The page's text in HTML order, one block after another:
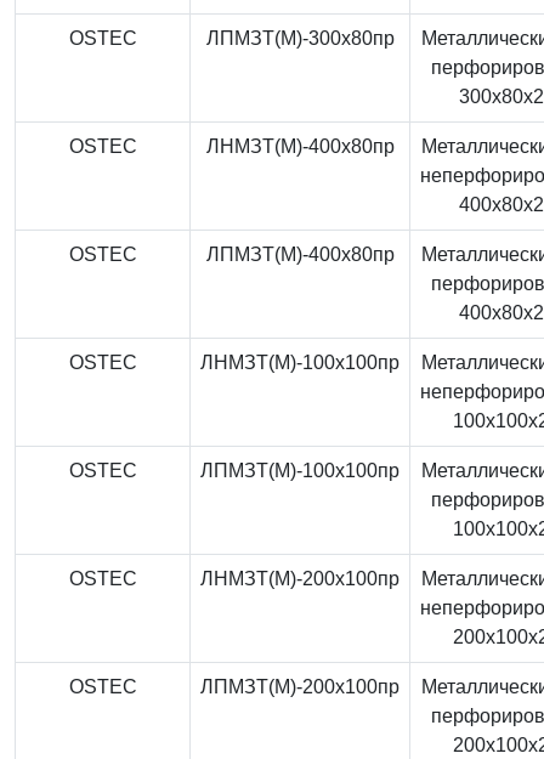
OSTEC ЛПМЗТ(М)-300x80пр
OSTEC ЛНМЗТ(М)-400x80пр
OSTEC ЛПМЗТ(М)-400x80пр
OSTEC ЛНМЗТ(М)-100x100пр
OSTEC ЛПМЗТ(М)-100x100пр
OSTEC ЛНМЗТ(М)-200x100пр
OSTEC ЛПМЗТ(М)-200x100пр